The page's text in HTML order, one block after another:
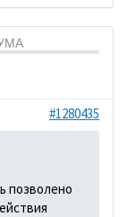
#1280435
позволено